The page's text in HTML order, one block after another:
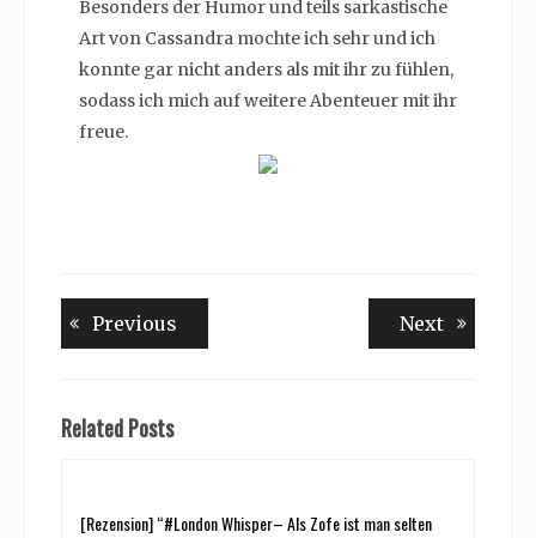
Besonders der Humor und teils sarkastische
Art von Cassandra mochte ich sehr und ich
konnte gar nicht anders als mit ihr zu fühlen,
sodass ich mich auf weitere Abenteuer mit ihr
freue.
Beitragsnavigation
Previous NextNext
Related Posts
[Rezension] “#London Whisper– Als Zofe ist man selten